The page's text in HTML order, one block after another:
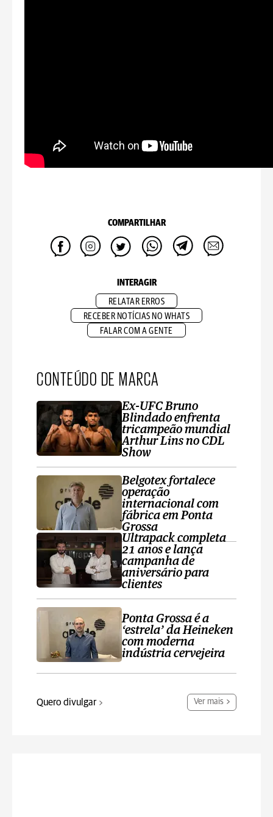
COMPARTILHAR
INTERAGIR
RELATAR ERROS
RECEBER NOTÍCIAS NO WHATS
FALAR COM A GENTE
CONTEÚDO DE MARCA
Ex-UFC Bruno
Blindado enfrenta
tricampeão mundial
Arthur Lins no CDL
Show
Belgotex fortalece
operação
internacional com
fábrica em Ponta
Grossa
Ultrapack completa
21 anos e lança
campanha de
aniversário para
clientes
Ponta Grossa é a
‘estrela’ da Heineken
com moderna
indústria cervejeira
Quero divulgar Ver mais